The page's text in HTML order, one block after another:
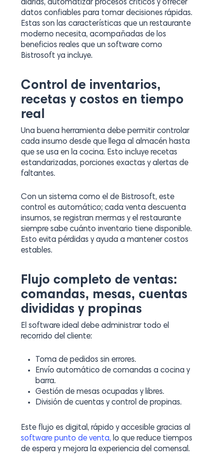
diarias, automatizar procesos críticos y ofrecer
datos confiables para tomar decisiones rápidas.
Estas son las características que un restaurante
moderno necesita, acompañadas de los
beneficios reales que un software como
Bistrosoft ya incluye.
Control de inventarios,
recetas y costos en tiempo
real
Una buena herramienta debe permitir controlar
cada insumo desde que llega al almacén hasta
que se usa en la cocina. Esto incluye recetas
estandarizadas, porciones exactas y alertas de
faltantes.
Con un sistema como el de Bistrosoft, este
control es automático; cada venta descuenta
insumos, se registran mermas y el restaurante
siempre sabe cuánto inventario tiene disponible.
Esto evita pérdidas y ayuda a mantener costos
estables.
Flujo completo de ventas:
comandas, mesas, cuentas
divididas y propinas
El software ideal debe administrar todo el
recorrido del cliente:
Toma de pedidos sin errores.
Envío automático de comandas a cocina y
barra.
Gestión de mesas ocupadas y libres.
División de cuentas y control de propinas.
Este flujo es digital, rápido y accesible gracias al
software punto de venta, lo que reduce tiempos
de espera y mejora la experiencia del comensal.